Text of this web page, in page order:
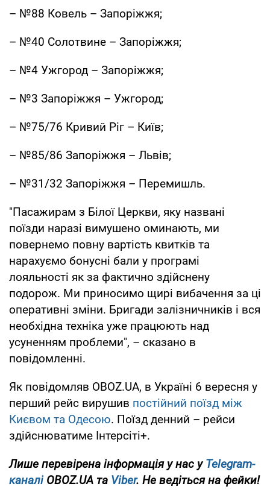
– №88 Ковель – Запоріжжя;
– №40 Солотвине – Запоріжжя;
– №4 Ужгород – Запоріжжя;
– №3 Запоріжжя – Ужгород;
– №75/76 Кривий Ріг – Київ;
– №85/86 Запоріжжя – Львів;
– №31/32 Запоріжжя – Перемишль.
"Пасажирам з Білої Церкви, яку названі
поїзди наразі вимушено оминають, ми
повернемо повну вартість квитків та
нарахуємо бонусні бали у програмі
лояльності як за фактично здійснену
подорож. Ми приносимо щирі вибачення за ці
оперативні зміни. Бригади залізничників і вся
необхідна техніка уже працюють над
усуненням проблеми", – сказано в
повідомленні.
Як повідомляв OBOZ.UA, в Україні 6 вересня у
перший рейс вирушив постійний поїзд між
Києвом та Одесою. Поїзд денний – рейси
здійснюватиме Інтерсіті+.
Лише перевірена інформація у нас уTelegram-
каналіOBOZ.UA та Viber. Не ведіться на фейки!